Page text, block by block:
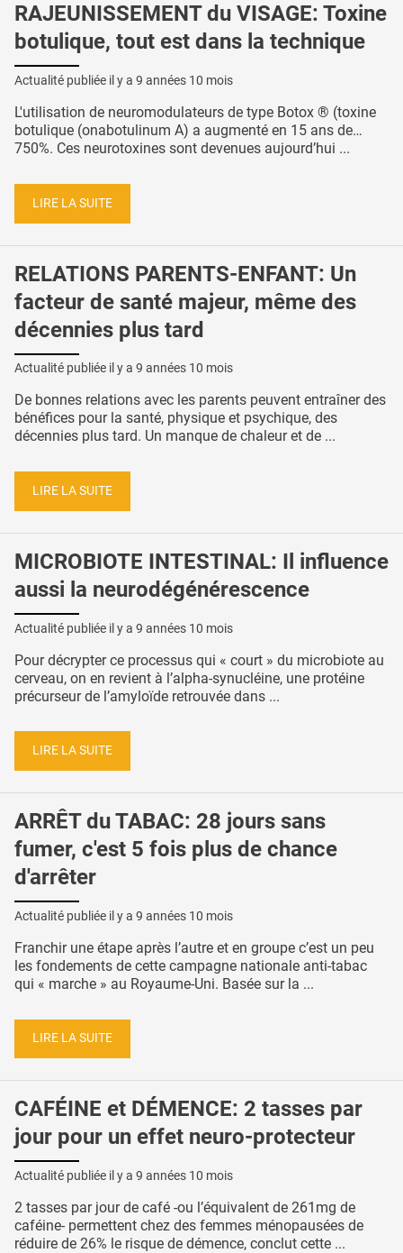
RAJEUNISSEMENT du VISAGE: Toxine
botulique, tout est dans la technique
Actualité publiée il y a 9 années 10 mois
L'utilisation de neuromodulateurs de type Botox ® (toxine
botulique (onabotulinum A) a augmenté en 15 ans de…
750%. Ces neurotoxines sont devenues aujourd’hui ...
LIRE LA SUITE
RELATIONS PARENTS-ENFANT: Un
facteur de santé majeur, même des
décennies plus tard
Actualité publiée il y a 9 années 10 mois
De bonnes relations avec les parents peuvent entraîner des
bénéfices pour la santé, physique et psychique, des
décennies plus tard. Un manque de chaleur et de ...
LIRE LA SUITE
MICROBIOTE INTESTINAL: Il influence
aussi la neurodégénérescence
Actualité publiée il y a 9 années 10 mois
Pour décrypter ce processus qui « court » du microbiote au
cerveau, on en revient à l’alpha-synucléine, une protéine
précurseur de l’amyloïde retrouvée dans ...
LIRE LA SUITE
ARRÊT du TABAC: 28 jours sans
fumer, c'est 5 fois plus de chance
d'arrêter
Actualité publiée il y a 9 années 10 mois
Franchir une étape après l’autre et en groupe c’est un peu
les fondements de cette campagne nationale anti-tabac
qui « marche » au Royaume-Uni. Basée sur la ...
LIRE LA SUITE
CAFÉINE et DÉMENCE: 2 tasses par
jour pour un effet neuro-protecteur
Actualité publiée il y a 9 années 10 mois
2 tasses par jour de café -ou l’équivalent de 261mg de
caféine- permettent chez des femmes ménopausées de
réduire de 26% le risque de démence, conclut cette ...